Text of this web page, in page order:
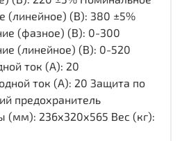
(линейное) (В): 380 ±5%
(фазное) (В): 0-300
(линейное) (В): 0-520
ток (А): 20
ток (А): 20 Защита по
предохранитель
(мм): 236х320х565 Вес (кг):